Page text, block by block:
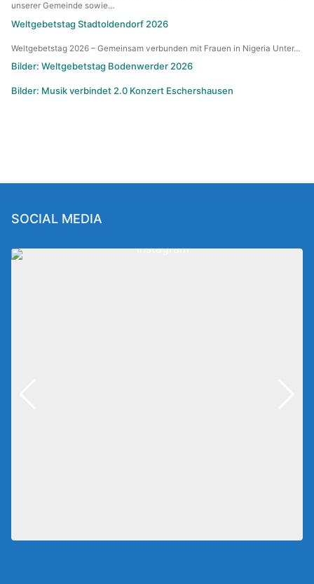
unserer Gemeinde sowie…
Weltgebetstag Stadtoldendorf 2026
Weltgebetstag 2026 – Gemeinsam verbunden mit Frauen in Nigeria Unter…
Bilder: Weltgebetstag Bodenwerder 2026
Bilder: Musik verbindet 2.0 Konzert Eschershausen
SOCIAL MEDIA